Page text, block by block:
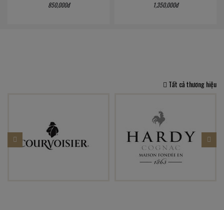
850,000đ 1,350,000đ
Tất cả thương hiệu